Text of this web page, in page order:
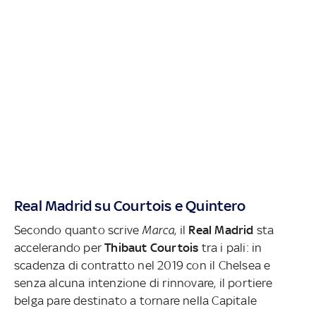
Real Madrid su Courtois e Quintero
Secondo quanto scriveMarca, il Real Madrid sta
accelerando perThibaut Courtois tra i pali: in
scadenza di contratto nel 2019 con il Chelsea e
senza alcuna intenzione di rinnovare, il portiere
belga pare destinato a tornare nella Capitale